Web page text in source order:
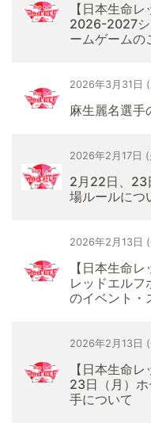
【日本生命
2026-2027シ
ームゲームの
2026年3月31日
麻生麗名選手
2026年2月17日 (
2月22日、23
場ルールにつ
2026年2月13日
【日本生命
レッドエルフ
のイベント・
2026年2月13日
【日本生命
23日（月）
手について